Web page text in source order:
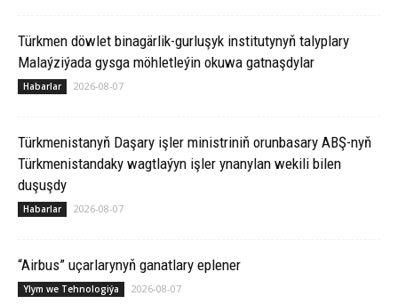
Türkmen döwlet binagärlik-gurluşyk institutynyň talyplary
Malaýziýada gysga möhletleýin okuwa gatnaşdylar
Habarlar 2026-08-07
Türkmenistanyň Daşary işler ministriniň orunbasary ABŞ-nyň
Türkmenistandaky wagtlaýyn işler ynanylan wekili bilen
duşuşdy
Habarlar 2026-08-07
“Airbus” uçarlarynyň ganatlary eplener
Ylym we Tehnologiýa 2026-08-07